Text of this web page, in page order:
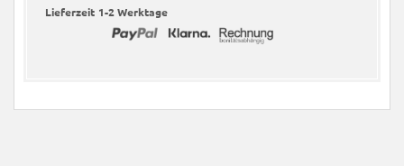
Lieferzeit 1-2 Werktage